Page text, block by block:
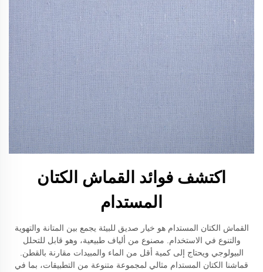
اكتشف فوائد القماش الكتان
المستدام
القماش الكتان المستدام هو خيار صديق للبيئة يجمع بين المتانة والتهوية
والتنوع في الاستخدام. مصنوع من ألياف طبيعية، وهو قابل للتحلل
البيولوجي ويحتاج إلى كمية أقل من الماء والمبيدات مقارنة بالقطن.
قماشنا الكتان المستدام مثالي لمجموعة متنوعة من التطبيقات، بما في